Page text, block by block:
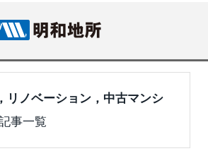
リノベーション，中古マンシ
事一覧